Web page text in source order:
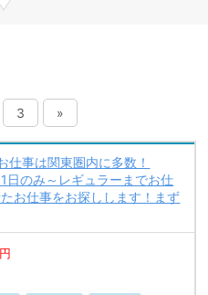
3 »
仕事は関東圏内に多数！
日のみ～レギュラーまでお仕
お仕事をお探しします！まず